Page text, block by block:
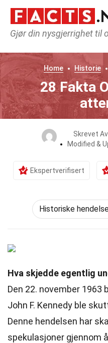
Gjør din nysgjerrighet til
Home Historie
28 Fakta
Skrevet
Modified &
Ekspertverifisert
Historiske
Hva skjedde egentlig
Den 22. november 1963
John F. Kennedy ble
Denne hendelsen har
spekulasjoner gjennom